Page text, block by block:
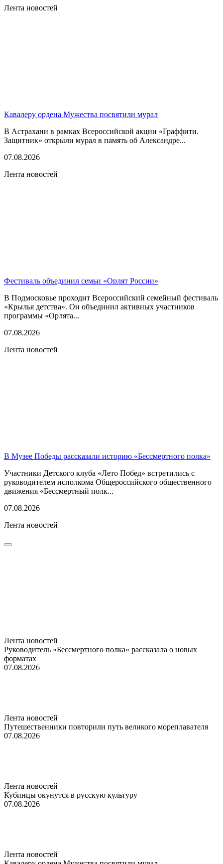
Лента новостей
Кавалеру ордена Мужества посвятили мурал
В Астрахани в рамках Всероссийской акции «Граффити.
Защитник» открыли мурал в память об Александре...
07.08.2026
Лента новостей
Фестиваль объединил семьи «Орлят России»
В Подмосковье проходит Всероссийский семейный фестиваль
«Крылья детства». Он объединил активных участников
программы «Орлята...
07.08.2026
Лента новостей
В Музее Победы рассказали историю «Бессмертного полка»
Участники Детского клуба «Лето Побед» встретились с
руководителем исполкома Общероссийского общественного
движения «Бессмертный полк...
07.08.2026
Лента новостей
Лента новостей
Руководитель «Бессмертного полка» рассказала о новых
форматах
07.08.2026
Лента новостей
Путешественники повторили путь великого мореплавателя
07.08.2026
Лента новостей
Кубинцы окунутся в русскую культуру
07.08.2026
Лента новостей